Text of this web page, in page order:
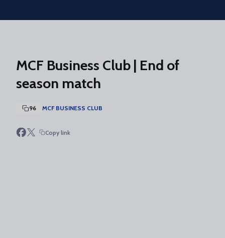
Skip to main content
MCF Business Club | End of
season match
96 MCF BUSINESS CLUB
Copy link